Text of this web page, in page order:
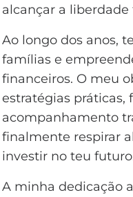
alcançar a
Ao longo dos anos,
famílias e
financeiros. O meu
estratégias práticas,
acompanhamento
finalmente respirar
investir no teu
A minha dedicação